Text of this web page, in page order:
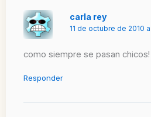
carla rey
11 de octubre de 2010
como siempre se pasan chicos!
Responder